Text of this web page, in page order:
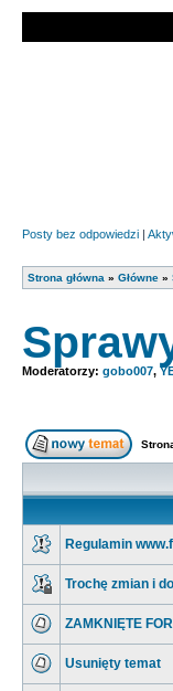
Posty bez odpowiedzi |
Strona główna » Główne »
Moderatorzy: gobo007,
Regulamin
Trochę zmian i
ZAMKNIĘTE
Usunięty temat